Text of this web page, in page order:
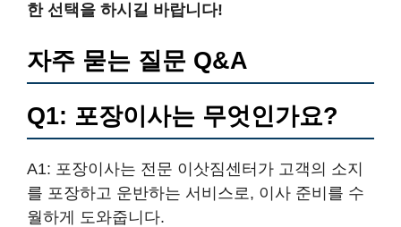
한 선택을 하시길 바랍니다!
자주 묻는 질문 Q&A
Q1: 포장이사는 무엇인가요?
A1: 포장이사는 전문 이삿짐센터가 고객의 소지
를 포장하고 운반하는 서비스로, 이사 준비를 수
월하게 도와줍니다.